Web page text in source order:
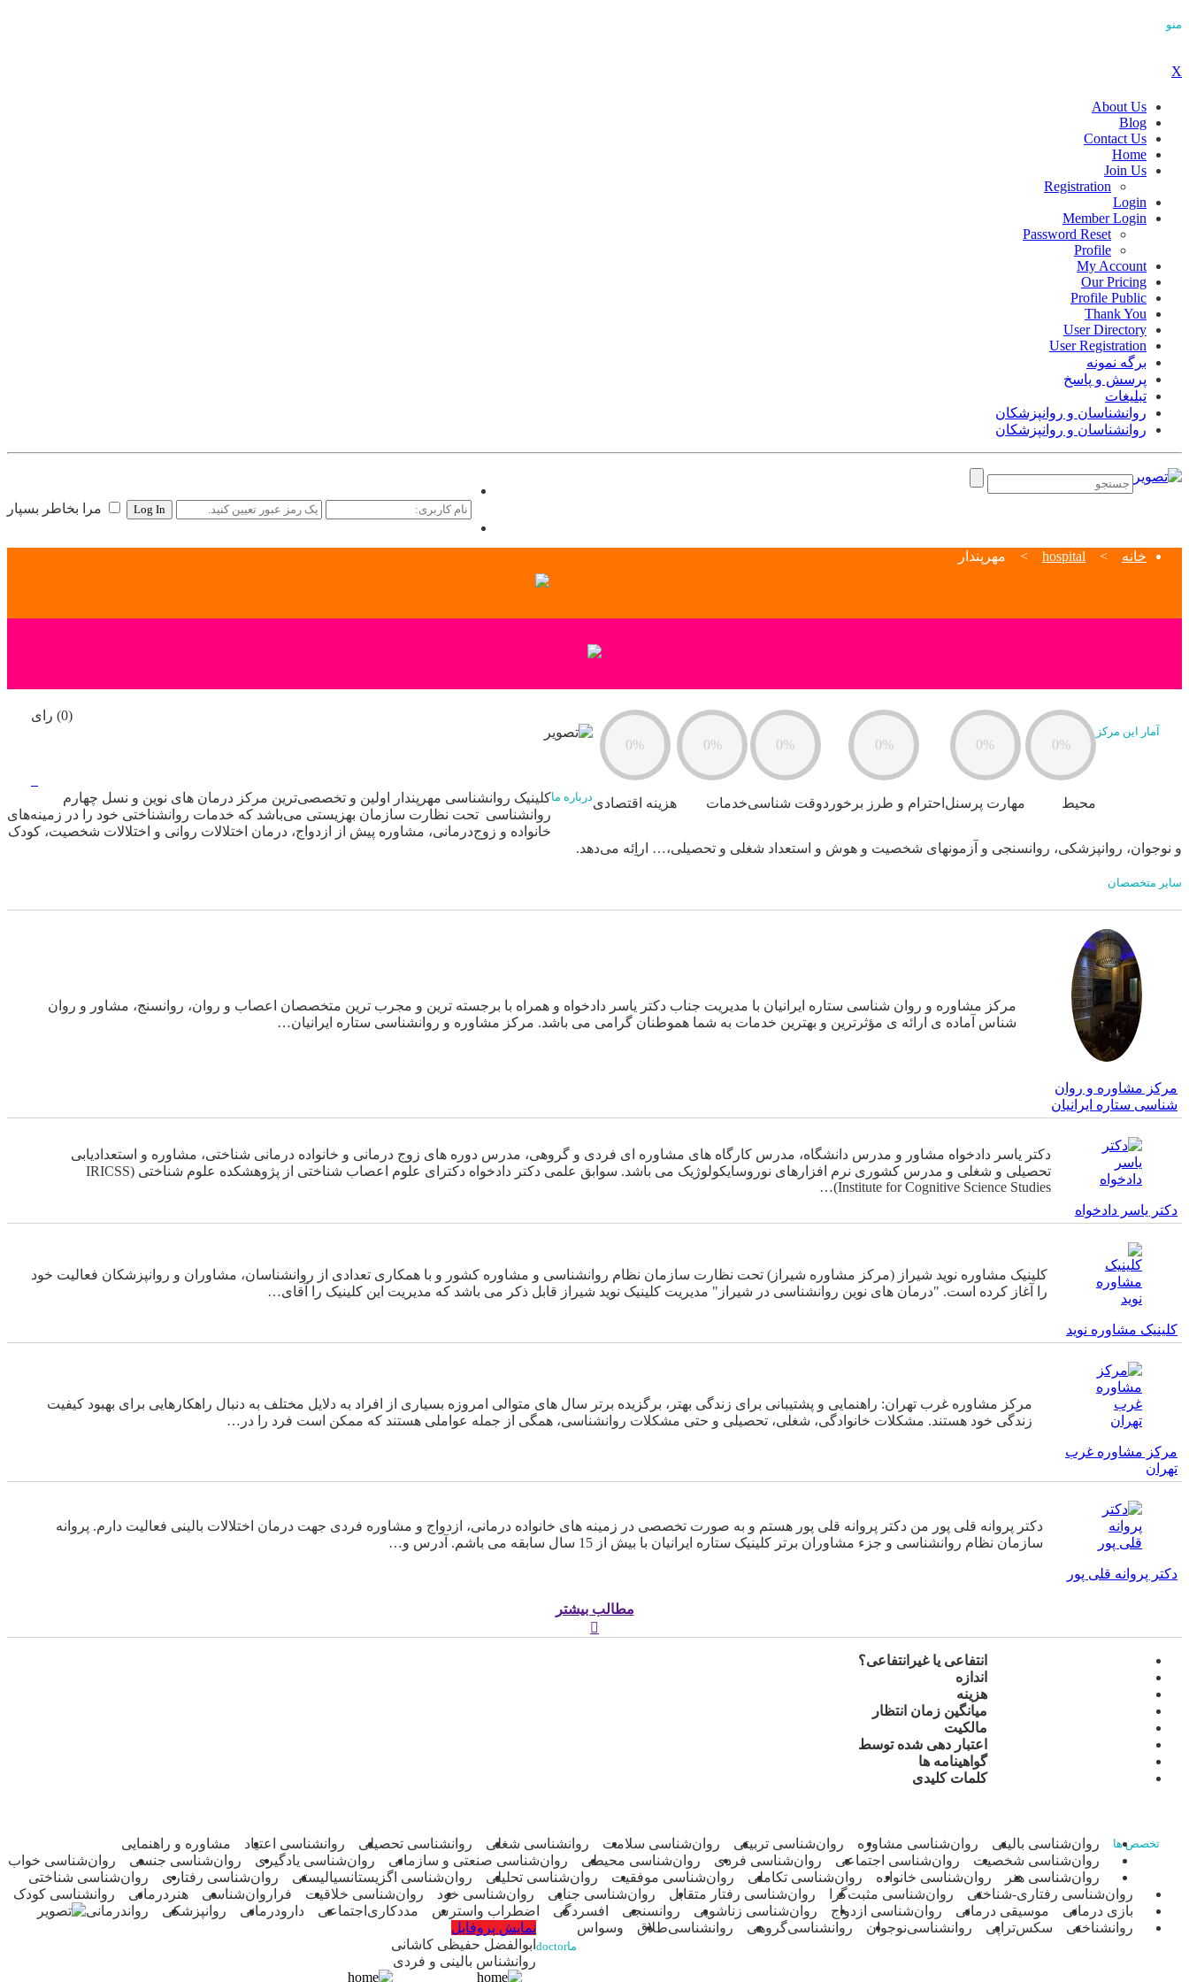
منو
X
About Us
Blog
Contact Us
Home
Join Us
Registration
Login
Member Login
Password Reset
Profile
My Account
Our Pricing
Profile Public
Thank You
User Directory
User Registration
برگه نمونه
پرسش و پاسخ
تبلیغات
روانشناسان و روانپزشکان
روانشناسان و روانپزشکان
مرا بخاطر بسپار
خانه >
hospital
> مهرپندار
آمار این مرکز
(0) رای
0%
محیط
0%
مهارت پرسنل
0%
احترام و طرز برخورد
0%
وقت شناسی
0%
خدمات
0%
هزینه اقتصادیدرباره ماکلینیک روانشناسی مهرپندار اولین و تخصصی‌ترین مرکز درمان های نوین و نسل چهارم
روانشناسی تحت نظارت سازمان بهزیستی می‌باشد که خدمات روانشناختی خود را در زمینه‌های
خانواده و زوج‌درمانی، مشاوره پیش از ازدواج، درمان اختلالات روانی و اختلالات شخصیت، کودک
و نوجوان، روانپزشکی، روانسنجی و آزمونهای شخصیت و هوش و استعداد شغلی و تحصیلی،… اراِئه می‌دهد.
سایر متخصصان
مرکز مشاوره و روان
شناسی ستاره ایرانیان
مرکز مشاوره و روان شناسی ستاره ایرانیان با مدیریت جناب دکتر یاسر دادخواه و همراه با برجسته ترین و مجرب ترین متخصصان اعصاب و روان، روانسنج، مشاور و روان
شناس آماده ی ارائه ی مؤثرترین و بهترین خدمات به شما هموطنان گرامی می باشد. مرکز مشاوره و روانشناسی ستاره ایرانیان…
دکتر یاسر دادخواه
دکتر یاسر دادخواه مشاور و مدرس دانشگاه، مدرس کارگاه های مشاوره ای فردی و گروهی، مدرس دوره های زوج درمانی و خانواده درمانی شناختی، مشاوره و استعدادیابی
تحصیلی و شغلی و مدرس کشوری نرم افزارهای نوروسایکولوژیک می باشد. سوابق علمی دکتر دادخواه دکترای علوم اعصاب شناختی از پژوهشکده علوم شناختی (IRICSS
(Institute for Cognitive Science Studies…
کلینیک مشاوره نوید
کلینیک مشاوره نوید شیراز (مرکز مشاوره شیراز) تحت نظارت سازمان نظام روانشناسی و مشاوره کشور و با همکاری تعدادی از روانشناسان، مشاوران و روانپزشکان فعالیت خود
را آغاز کرده است. "درمان های نوین روانشناسی در شیراز" مدیریت کلینیک نوید شیراز قابل ذکر می باشد که مدیریت این کلینیک را آقای…
مرکز مشاوره غرب
تهران
مرکز مشاوره غرب تهران: راهنمایی و پشتیبانی برای زندگی بهتر، برگزیده برتر سال های متوالی امروزه بسیاری از افراد به دلایل مختلف به دنبال راهکارهایی برای بهبود کیفیت
زندگی خود هستند. مشکلات خانوادگی، شغلی، تحصیلی و حتی مشکلات روانشناسی، همگی از جمله عواملی هستند که ممکن است فرد را در…
دکتر پروانه قلی پور
دکتر پروانه قلی پور من دکتر پروانه قلی پور هستم و به صورت تخصصی در زمینه های خانواده درمانی، ازدواج و مشاوره فردی جهت درمان اختلالات بالینی فعالیت دارم. پروانه
سازمان نظام روانشناسی و جزء مشاوران برتر کلینیک ستاره ایرانیان با بیش از 15 سال سابقه می باشم. آدرس و…
مطالب بیشتر
انتفاعی یا غیرانتفاعی؟
اندازه
هزینه
میانگین زمان انتظار
مالکیت
اعتبار دهی شده توسط
گواهینامه ها
کلمات کلیدی
تخصص ها روان‌شناسی بالینی روان‌شناسی مشاوره روان‌شناسی تربیتی روان‌شناسی سلامت روانشناسی شغلی روانشناسی تحصیلی روانشناسی اعتیاد
مشاوره و راهنمایی
روان‌شناسی شخصیت
روان‌شناسی اجتماعی روان‌شناسی فردی روان‌شناسی محیطی روان‌شناسی صنعتی و سازمانی روان‌شناسی یادگیری روان‌شناسی جنسی
روان‌شناسی خواب
روان‌شناسی هنر
روان‌شناسی خانواده روان‌شناسی تکاملی روان‌شناسی موفقیت روان‌شناسی تحلیلی روان‌شناسی اگزیستانسیالیستی روان‌شناسی رفتاری
روان‌شناسی شناختی
روان‌شناسی رفتاری-شناختی
روان‌شناسی مثبت‌گرا روان‌شناسی رفتار متقابل روان‌شناسی جنایی روان‌شناسی خود روان‌شناسی خلاقیت فراروان‌شناسی هنردرمانی
روانشناسی کودک
بازی درمانی
موسیقی درمانی روان‌شناسی ازدواج روان‌شناسی زناشویی روانسنجی افسردگی اضطراب واسترس مددکاری‌اجتماعی دارو‌‌درمانی روانپزشکی
رواندرمانی
روانشناختی
سکس‌تراپی روانشناسی‌نوجوان روانشناسی‌گروهی روانشناسی‌طلاق وسواس
ماdoctor
نمایش پروفایل
ابوالفضل حفیظی کاشانی
روانشناس بالینی و فردی